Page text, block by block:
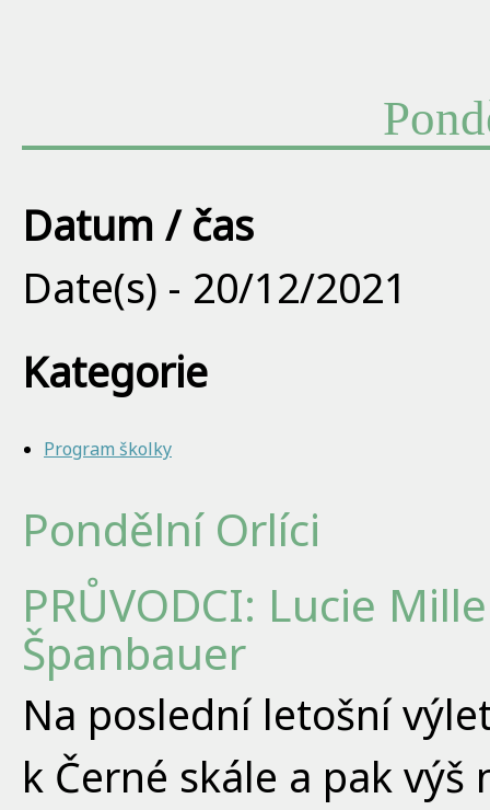
Datum / čas
Date(s) - 20/12/2021
Kategorie
Program školky
Pondělní Orlíci
PRŮVODCI: Lucie
Španbauer
Na poslední letošní
k Černé skále a pak